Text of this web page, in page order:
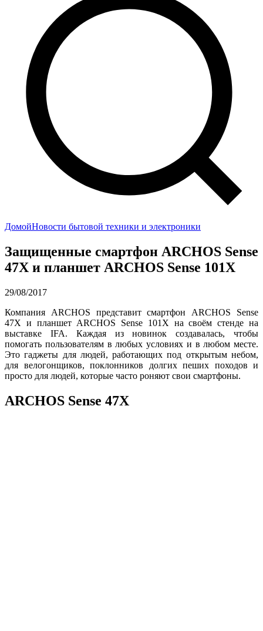
ДомойНовости бытовой техники и электроники
Защищенные смартфон ARCHOS Sense
47X и планшет ARCHOS Sense 101X
29/08/2017
Компания ARCHOS представит смартфон ARCHOS Sense
47X и планшет ARCHOS Sense 101X на своём стенде на
выставке IFA. Каждая из новинок создавалась, чтобы
помогать пользователям в любых условиях и в любом месте.
Это гаджеты для людей, работающих под открытым небом,
для велогонщиков, поклонников долгих пеших походов и
просто для людей, которые часто роняют свои смартфоны.
ARCHOS Sense 47X